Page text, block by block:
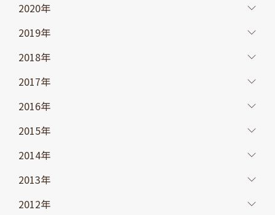
2020年
2019年
2018年
2017年
2016年
2015年
2014年
2013年
2012年